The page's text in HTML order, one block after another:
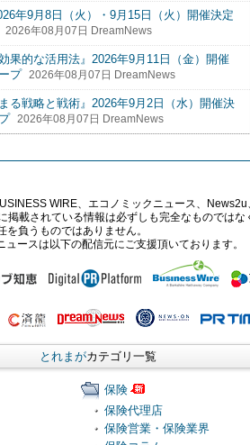
年9月8日（火）・9月15日（火）開催決定
2026年08月07日 DreamNews
果的な活用法』2026年9月11日（金）開催
プ
2026年08月07日 DreamNews
る戦略と戦術』2026年9月2日（水）開催決
2026年08月07日 DreamNews
WIRE、エコノミックニュース、
載されている情報は必ずしも完全なものでは
負うものではありません。
ュースは以下の配信元にご支援頂いております。
とれまがカテゴリ一覧
保険
保険代理店
保険営業・保険業界